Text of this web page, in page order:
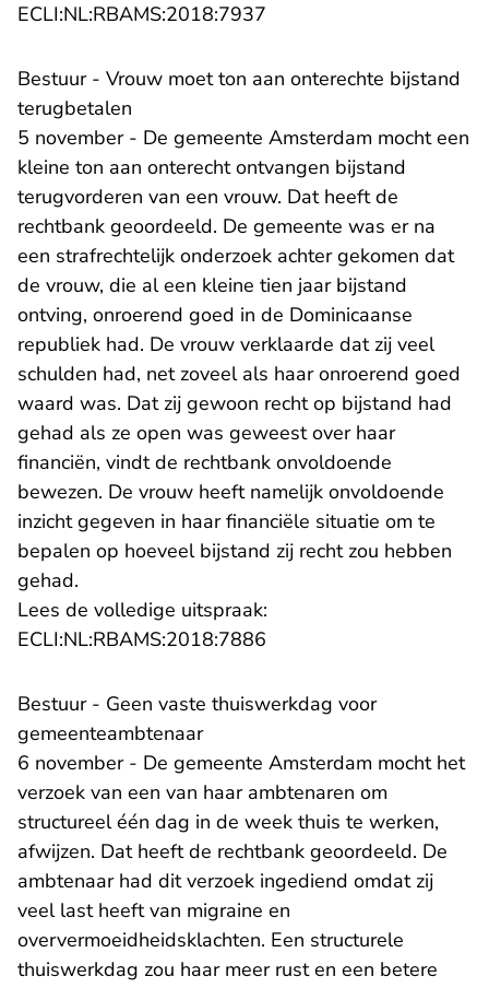
ECLI:NL:RBAMS:2018:7937
Bestuur - Vrouw moet ton aan onterechte bijstand
terugbetalen
5 november - De gemeente Amsterdam mocht een
kleine ton aan onterecht ontvangen bijstand
terugvorderen van een vrouw. Dat heeft de
rechtbank geoordeeld. De gemeente was er na
een strafrechtelijk onderzoek achter gekomen dat
de vrouw, die al een kleine tien jaar bijstand
ontving, onroerend goed in de Dominicaanse
republiek had. De vrouw verklaarde dat zij veel
schulden had, net zoveel als haar onroerend goed
waard was. Dat zij gewoon recht op bijstand had
gehad als ze open was geweest over haar
financiën, vindt de rechtbank onvoldoende
bewezen. De vrouw heeft namelijk onvoldoende
inzicht gegeven in haar financiële situatie om te
bepalen op hoeveel bijstand zij recht zou hebben
gehad.
Lees de volledige uitspraak:
ECLI:NL:RBAMS:2018:7886
Bestuur - Geen vaste thuiswerkdag voor
gemeenteambtenaar
6 november - De gemeente Amsterdam mocht het
verzoek van een van haar ambtenaren om
structureel één dag in de week thuis te werken,
afwijzen. Dat heeft de rechtbank geoordeeld. De
ambtenaar had dit verzoek ingediend omdat zij
veel last heeft van migraine en
oververmoeidheidsklachten. Een structurele
thuiswerkdag zou haar meer rust en een betere